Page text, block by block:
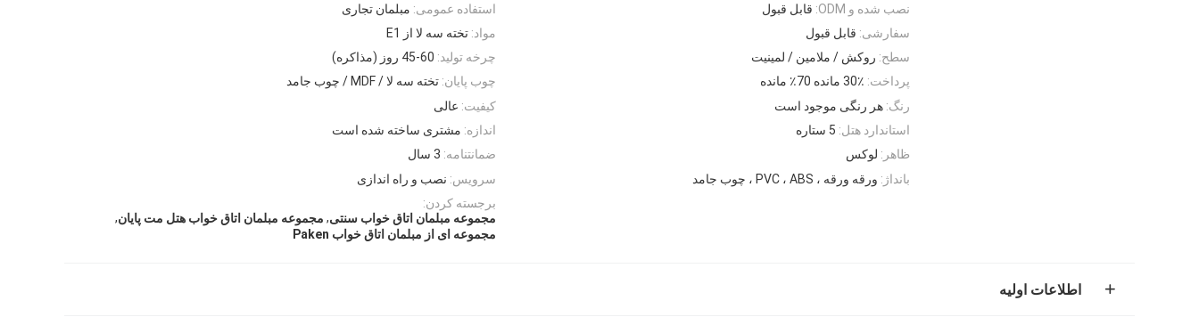
استفاده عمومی: مبلمان تجاری نصب شده و ODM:
قابل قبول
مواد: تخته سه لا از E1 سفارشی: قابل قبول
چرخه تولید: 45-60 روز (مذاکره) سطح: روکش / ملامین / لمینیت
چوب پایان: تخته سه لا / MDF / چوب جامد پرداخت: 30٪ مانده 70٪ مانده
کیفیت: عالی رنگ: هر رنگی موجود است
اندازه: مشتری ساخته شده است استاندارد هتل: 5 ستاره
ضمانتنامه: 3 سال ظاهر: لوکس
سرویس: نصب و راه اندازی بانداژ: ورقه ورقه ، PVC ، ABS ، چوب جامد
برجسته کردن:
مجموعه مبلمان اتاق خواب سنتی, مجموعه مبلمان اتاق خواب هتل مت پایان,
مجموعه ای از مبلمان اتاق خواب Paken
اطلاعات اولیه